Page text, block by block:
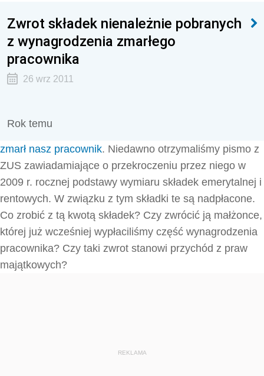
Zwrot składek nienależnie pobranych
z wynagrodzenia zmarłego
pracownika
26 wrz 2011
Rok temu
zmarł nasz pracownik. Niedawno otrzymaliśmy pismo z
ZUS zawiadamiające o przekroczeniu przez niego w
2009 r. rocznej podstawy wymiaru składek emerytalnej i
rentowych. W związku z tym składki te są nadpłacone.
Co zrobić z tą kwotą składek? Czy zwrócić ją małżonce,
której już wcześniej wypłaciliśmy część wynagrodzenia
pracownika? Czy taki zwrot stanowi przychód z praw
majątkowych?
REKLAMA